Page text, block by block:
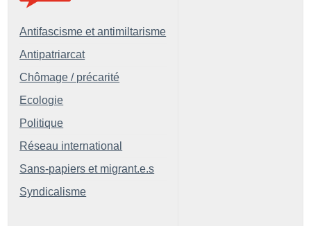
Antifascisme et antimiltarisme
Antipatriarcat
Chômage / précarité
Ecologie
Politique
Réseau international
Sans-papiers et migrant.e.s
Syndicalisme